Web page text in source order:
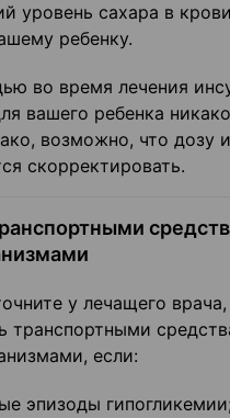
уровень сахара в
ребенку.
во время лечения
вашего ребенка
возможно, что дозу
скорректировать.
у лечащего
транспортными
если:
эпизоды